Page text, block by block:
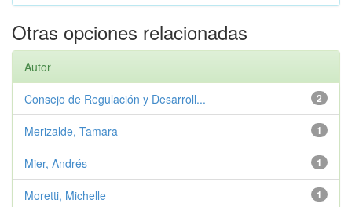
Otras opciones relacionadas
Autor
2
Consejo de Regulación y Desarroll...
1
Merizalde, Tamara
1
Mier, Andrés
1
Moretti, Michelle